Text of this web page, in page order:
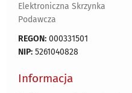
Elektroniczna Skrzynka
Podawcza
REGON: 000331501
NIP: 5261040828
Informacja